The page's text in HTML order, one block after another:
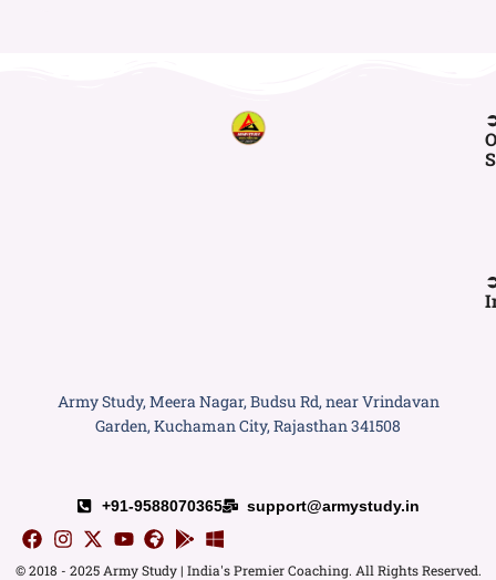
Army Study, Meera Nagar, Budsu Rd, near Vrindavan
Garden, Kuchaman City, Rajasthan 341508
+91-9588070365 support@armystudy.in
© 2018 - 2025 Army Study | India's Premier Coaching. All Rights Reserved.